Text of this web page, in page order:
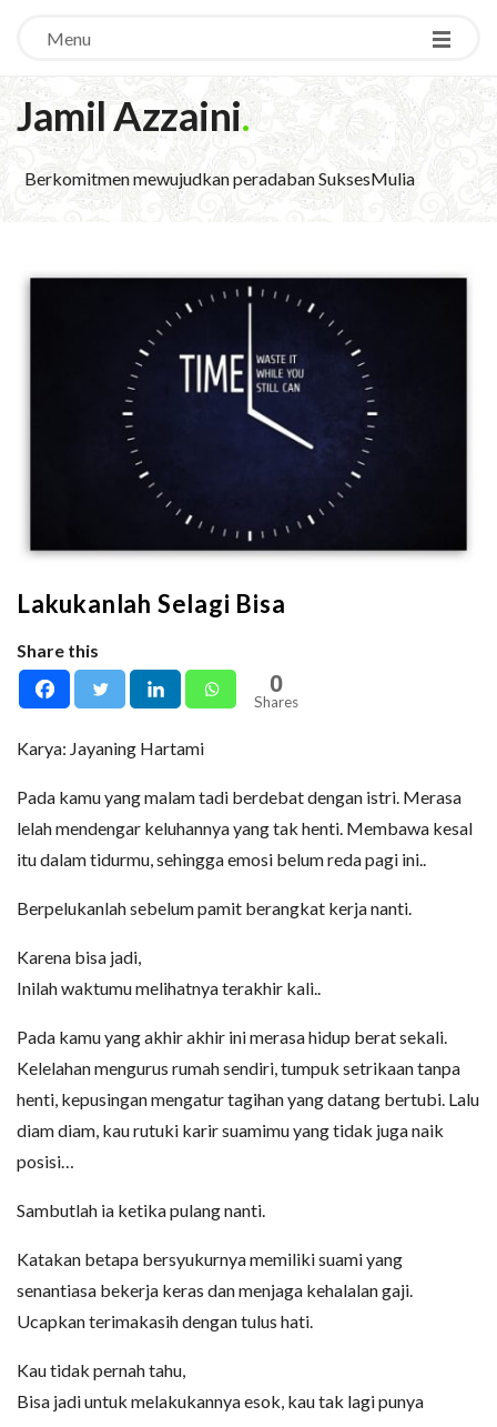
Menu
Jamil Azzaini.
Berkomitmen mewujudkan peradaban SuksesMulia
Lakukanlah Selagi Bisa
Share this
0
Shares
Karya: Jayaning Hartami
Pada kamu yang malam tadi berdebat dengan istri. Merasa
lelah mendengar keluhannya yang tak henti. Membawa kesal
itu dalam tidurmu, sehingga emosi belum reda pagi ini..
Berpelukanlah sebelum pamit berangkat kerja nanti.
Karena bisa jadi,
Inilah waktumu melihatnya terakhir kali..
Pada kamu yang akhir akhir ini merasa hidup berat sekali.
Kelelahan mengurus rumah sendiri, tumpuk setrikaan tanpa
henti, kepusingan mengatur tagihan yang datang bertubi. Lalu
diam diam, kau rutuki karir suamimu yang tidak juga naik
posisi…
Sambutlah ia ketika pulang nanti.
Katakan betapa bersyukurnya memiliki suami yang
senantiasa bekerja keras dan menjaga kehalalan gaji.
Ucapkan terimakasih dengan tulus hati.
Kau tidak pernah tahu,
Bisa jadi untuk melakukannya esok, kau tak lagi punya